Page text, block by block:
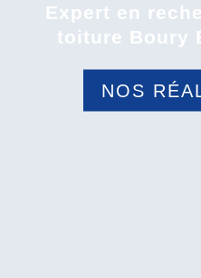
Expert en
toiture Boury
NOS